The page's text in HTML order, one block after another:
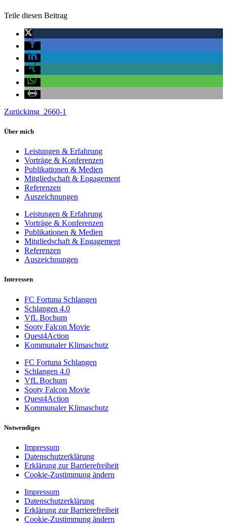
Teile diesen Beitrag
Zurückimg_2660-1
Über mich
Leistungen & Erfahrung
Vorträge & Konferenzen
Publikationen & Medien
Mitgliedschaft & Engagement
Referenzen
Auszeichnungen
Leistungen & Erfahrung
Vorträge & Konferenzen
Publikationen & Medien
Mitgliedschaft & Engagement
Referenzen
Auszeichnungen
Interessen
FC Fortuna Schlangen
Schlangen 4.0
VfL Bochum
Sooty Falcon Movie
Quest4Action
Kommunaler Klimaschutz
FC Fortuna Schlangen
Schlangen 4.0
VfL Bochum
Sooty Falcon Movie
Quest4Action
Kommunaler Klimaschutz
Notwendiges
Impressum
Datenschutzerklärung
Erklärung zur Barrierefreiheit
Cookie-Zustimmung ändern
Impressum
Datenschutzerklärung
Erklärung zur Barrierefreiheit
Cookie-Zustimmung ändern